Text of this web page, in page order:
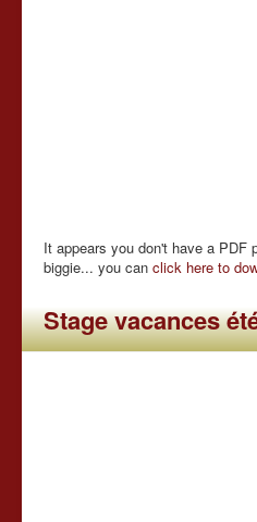
It appears you don't have a PDF
biggie... you can click here to
Stage vacances